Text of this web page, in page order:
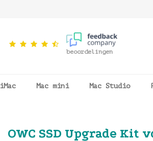
beoordelingen
iMac Mac mini Mac Studio
OWC SSD Upgrade Kit